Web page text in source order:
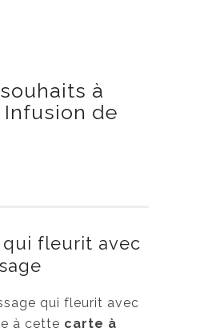
à
de
qui fleurit avec
qui fleurit avec
à cette carte à